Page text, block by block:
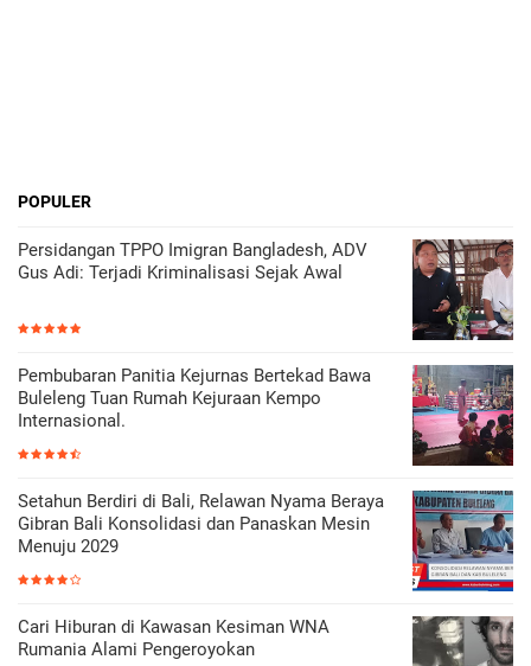
POPULER
Persidangan TPPO Imigran Bangladesh, ADV
Gus Adi: Terjadi Kriminalisasi Sejak Awal
Pembubaran Panitia Kejurnas Bertekad Bawa
Buleleng Tuan Rumah Kejuraan Kempo
Internasional.
Setahun Berdiri di Bali, Relawan Nyama Beraya
Gibran Bali Konsolidasi dan Panaskan Mesin
Menuju 2029
Cari Hiburan di Kawasan Kesiman WNA
Rumania Alami Pengeroyokan